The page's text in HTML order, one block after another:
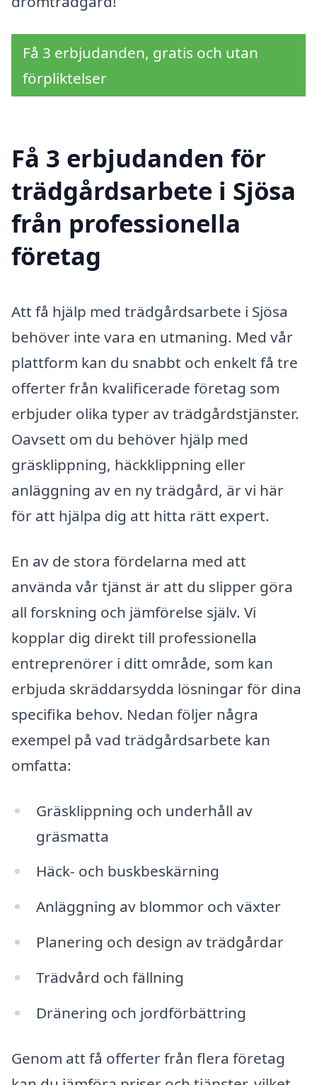
Få 3 erbjudanden, gratis och utan
förpliktelser
Få 3 erbjudanden för
trädgårdsarbete i Sjösa
från professionella
företag
Att få hjälp med trädgårdsarbete i Sjösa
behöver inte vara en utmaning. Med vår
plattform kan du snabbt och enkelt få tre
offerter från kvalificerade företag som
erbjuder olika typer av trädgårdstjänster.
Oavsett om du behöver hjälp med
gräsklippning, häckklippning eller
anläggning av en ny trädgård, är vi här
för att hjälpa dig att hitta rätt expert.
En av de stora fördelarna med att
använda vår tjänst är att du slipper göra
all forskning och jämförelse själv. Vi
kopplar dig direkt till professionella
entreprenörer i ditt område, som kan
erbjuda skräddarsydda lösningar för dina
specifika behov. Nedan följer några
exempel på vad trädgårdsarbete kan
omfatta:
Gräsklippning och underhåll av
gräsmatta
Häck- och buskbeskärning
Anläggning av blommor och växter
Planering och design av trädgårdar
Trädvård och fällning
Dränering och jordförbättring
Genom att få offerter från flera företag